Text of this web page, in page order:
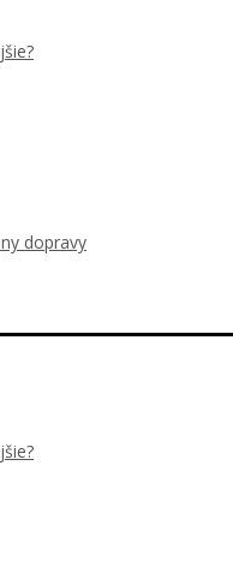
dopravy